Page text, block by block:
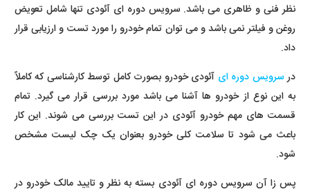
نظر فنی و ظاهری می باشد. سرویس دوره ای آئودی تنها شامل تعویض
روغن و فیلتر نمی باشد و می توان تمام خودرو را مورد تست و ارزیابی قرار
داد.
درسرویس دوره ای آئودی خودرو بصورت کامل توسط کارشناسی که کاملاً
به این نوع از خودرو ها آشنا می باشد مورد بررسی قرار می گیرد. تمام
قسمت های مهم خودرو آئودی در این تست بررسی می شوند. این کار
باعث می شود تا سلامت کلی خودرو بعنوان یک چک لیست مشخص
شود.
پس زا آن سرویس دوره ای آئودی بسته به نظر و تایید مالک خودرو در